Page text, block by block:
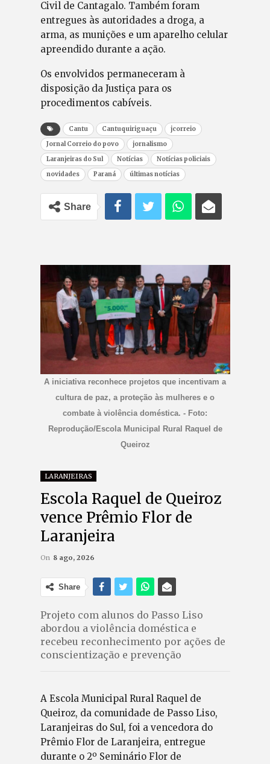
Civil de Cantagalo. Também foram
entregues às autoridades a droga, a
arma, as munições e um aparelho celular
apreendido durante a ação.
Os envolvidos permaneceram à
disposição da Justiça para os
procedimentos cabíveis.
Cantu Cantuquiriguaçu
jcorreio
Jornal Correio do povo
jornalismo
Laranjeiras do Sul
Notícias
Notícias policiais
novidades
Paraná últimas notícias
Share
A iniciativa reconhece projetos que incentivam a
cultura de paz, a proteção às mulheres e o
combate à violência doméstica. - Foto:
Reprodução/Escola Municipal Rural Raquel de
Queiroz
LARANJEIRAS
Escola Raquel de Queiroz
vence Prêmio Flor de
Laranjeira
On 8 ago, 2026
Share
Projeto com alunos do Passo Liso
abordou a violência doméstica e
recebeu reconhecimento por ações de
conscientização e prevenção
A Escola Municipal Rural Raquel de
Queiroz, da comunidade de Passo Liso,
Laranjeiras do Sul, foi a vencedora do
Prêmio Flor de Laranjeira, entregue
durante o 2º Seminário Flor de